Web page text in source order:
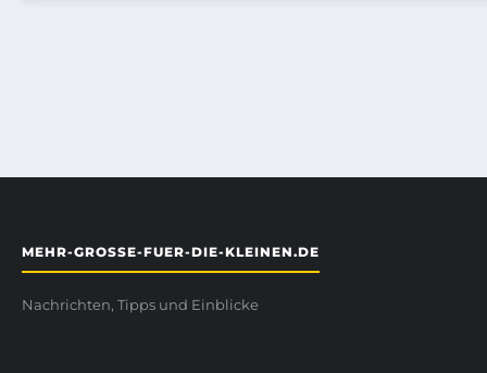
MEHR-GROSSE-FUER-DIE-KLEINEN.DE
Nachrichten, Tipps und Einblicke